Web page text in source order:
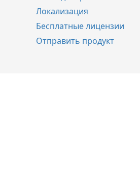
Локализация
Бесплатные лицензии
Отправить продукт